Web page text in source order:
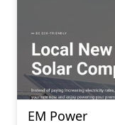
EM Power